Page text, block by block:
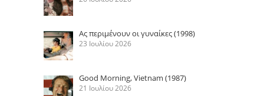
Ας περιμένουν οι γυναίκες (1998)
23 Ιουλίου 2026
Good Morning, Vietnam (1987)
21 Ιουλίου 2026